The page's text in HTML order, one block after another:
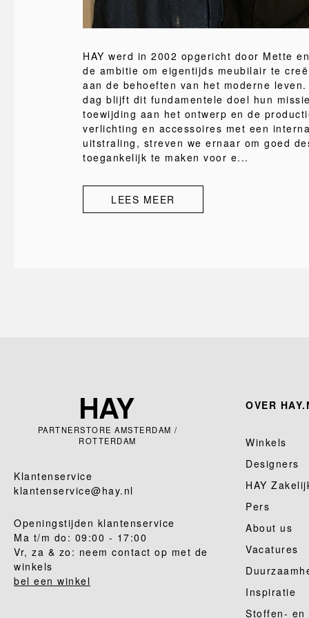
HAY werd in 2002 opgericht door Mette
de ambitie om eigentijds meubilair te
aan de behoeften van het moderne leven.
dag blijft dit fundamentele doel hun
toewijding aan het ontwerp en de
verlichting en accessoires met een
uitstraling, streven we ernaar om goed
toegankelijk te maken voor e...
LEES MEER
PARTNERSTORE AMSTERDAM /
ROTTERDAM
Klantenservice
klantenservice@hay.nl
Openingstijden klantenservice
Ma t/m do: 09:00 - 17:00
Vr, za & zo: neem contact op met de
winkels
bel een winkel
OVER
Winkels
Designers
HAY
Pers
About us
Vacatures
Inspiratie
Stoffen-